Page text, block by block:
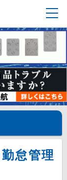
怠管理